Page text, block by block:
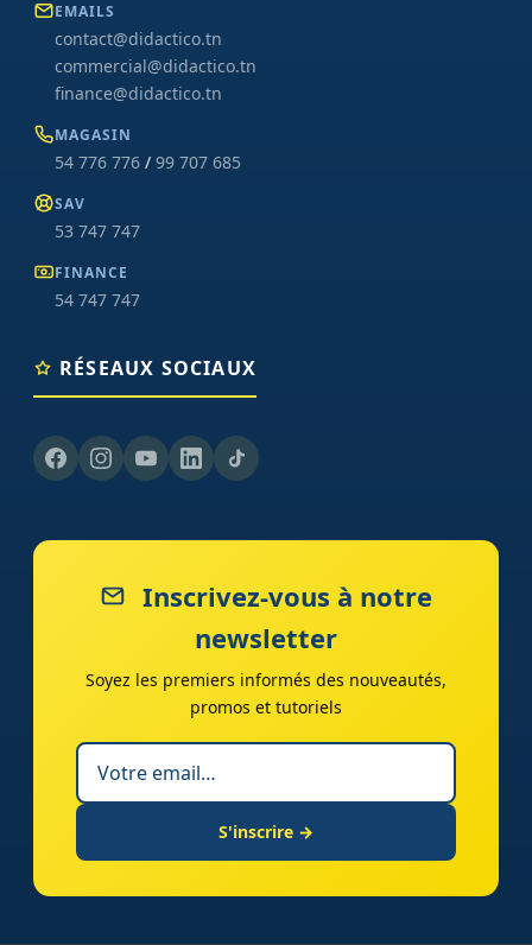
EMAILS
contact@didactico.tn
commercial@didactico.tn
finance@didactico.tn
MAGASIN
54 776 776 / 99 707 685
SAV
53 747 747
FINANCE
54 747 747
RÉSEAUX SOCIAUX
Inscrivez-vous à notre
newsletter
Soyez les premiers informés des nouveautés,
promos et tutoriels
S'inscrire →